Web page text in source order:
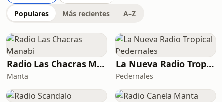
Populares Más recientes A–Z
Radio Las Chacras Manabi
Manta
La Nueva Radio Tropical Pedernales
Pedernales